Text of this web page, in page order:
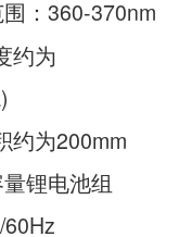
：360-370nm
约为
约为200mm
锂电池组